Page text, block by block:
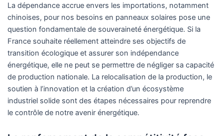
La dépendance accrue envers les importations, notamment
chinoises, pour nos besoins en panneaux solaires pose une
question fondamentale de souveraineté énergétique. Si la
France souhaite réellement atteindre ses objectifs de
transition écologique et assurer son indépendance
énergétique, elle ne peut se permettre de négliger sa capacité
de production nationale. La relocalisation de la production, le
soutien à l’innovation et la création d’un écosystème
industriel solide sont des étapes nécessaires pour reprendre
le contrôle de notre avenir énergétique.